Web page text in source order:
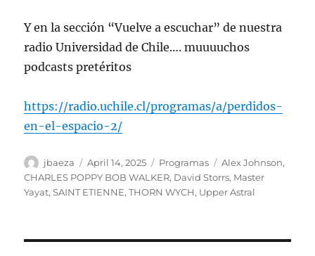
Y en la sección “Vuelve a escuchar” de nuestra
radio Universidad de Chile…. muuuuchos
podcasts pretéritos
https://radio.uchile.cl/programas/a/perdidos-
en-el-espacio-2/
Author
jbaeza
Posted
on
April 14, 2025 Categories
Programas Tags
Alex Johnson,
CHARLES POPPY BOB WALKER, David Storrs, Master
Yayat,SAINT ETIENNE,THORN WYCH, Upper Astral